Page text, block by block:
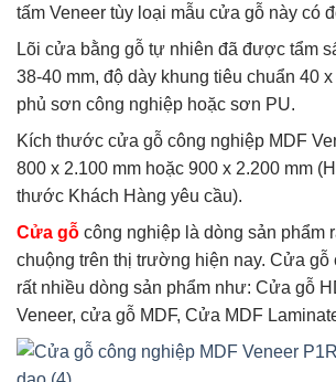
tấm Veneer tùy loại mẫu cửa gỗ này có
Lõi cửa bằng gỗ tự nhiên đã được tẩm
38-40 mm, độ dày khung tiêu chuẩn 40
phủ sơn công nghiệp hoặc sơn PU.
Kích thước cửa gỗ công nghiệp MDF
800 x 2.100 mm hoặc 900 x 2.200 mm
thước Khách Hàng yêu cầu).
Cửa gỗ công nghiệp là dòng sản phẩm
chuộng trên thị trường hiện nay. Cửa gỗ
rất nhiều dòng sản phẩm như: Cửa gỗ
Veneer, cửa gỗ MDF, Cửa MDF